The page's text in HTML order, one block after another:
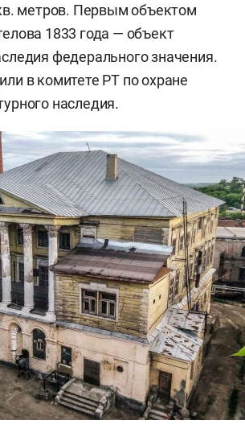
метров. Первым объектом
1833 года — объект
федерального значения.
в комитете РТ по охране
наследия.